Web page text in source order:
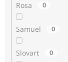
Rosa 0
Samuel 0
Slovart 0